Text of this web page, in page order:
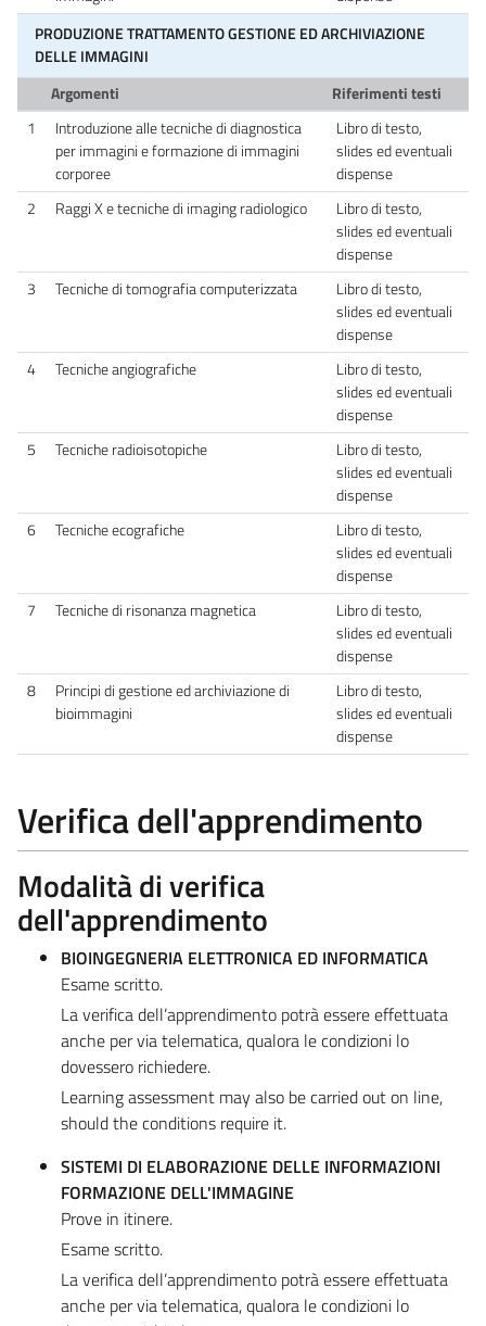
PRODUZIONE TRATTAMENTO GESTIONE ED ARCHIVIAZIONE
DELLE IMMAGINI
Argomenti
Riferimenti testi
1
Introduzione alle tecniche di diagnostica
per immagini e formazione di immagini
corporee
Libro di testo,
slides ed eventuali
dispense
2
Raggi X e tecniche di imaging radiologico
Libro di testo,
slides ed eventuali
dispense
3
Tecniche di tomografia computerizzata
Libro di testo,
slides ed eventuali
dispense
4
Tecniche angiografiche
Libro di testo,
slides ed eventuali
dispense
5
Tecniche radioisotopiche
Libro di testo,
slides ed eventuali
dispense
6
Tecniche ecografiche
Libro di testo,
slides ed eventuali
dispense
7
Tecniche di risonanza magnetica
Libro di testo,
slides ed eventuali
dispense
8
Principi di gestione ed archiviazione di
bioimmagini
Libro di testo,
slides ed eventuali
dispense
Verifica dell'apprendimento
Modalità di verifica
dell'apprendimento
BIOINGEGNERIA ELETTRONICA ED INFORMATICA
Esame scritto.
La verifica dell’apprendimento potrà essere effettuata
anche per via telematica, qualora le condizioni lo
dovessero richiedere.
Learning assessment may also be carried out on line,
should the conditions require it.
SISTEMI DI ELABORAZIONE DELLE INFORMAZIONI
FORMAZIONE DELL'IMMAGINE
Prove in itinere.
Esame scritto.
La verifica dell’apprendimento potrà essere effettuata
anche per via telematica, qualora le condizioni lo